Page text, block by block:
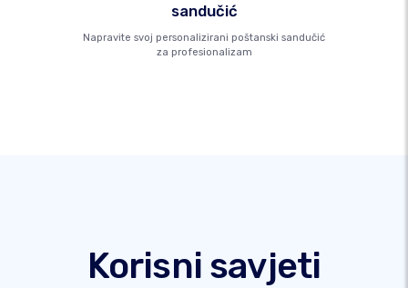
sandučić
Napravite svoj personalizirani poštanski sandučić
za profesionalizam
Korisni savjeti